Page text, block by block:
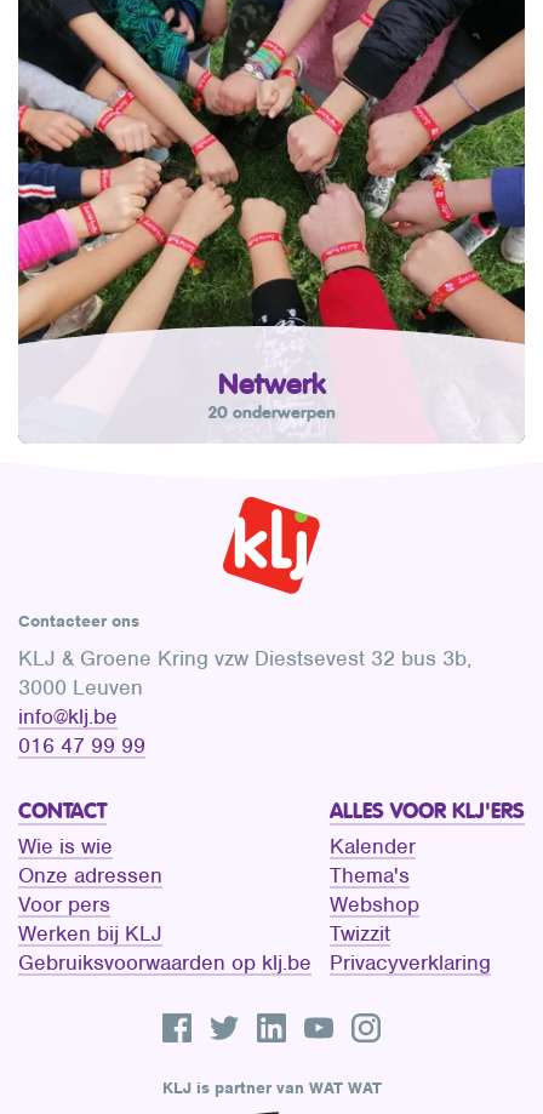
Netwerk
20 onderwerpen
Contacteer ons
KLJ & Groene Kring vzw Diestsevest 32 bus 3b,
3000 Leuven
info@klj.be​
016 47 99 99
CONTACT
Wie is wie
Onze adressen
Voor pers
Werken bij KLJ
Gebruiksvoorwaarden op klj.be
ALLES VOOR KLJ'ERS
Kalender
Thema's
Webshop
Twizzit
Privacyverklaring
KLJ is partner van WAT WAT